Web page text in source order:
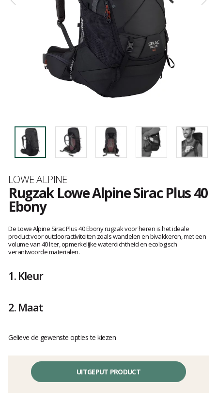
Merk
LOWE ALPINE
Rugzak Lowe Alpine Sirac Plus 40
Ebony
oordeel
van
klanten
De Lowe Alpine Sirac Plus 40 Ebony rugzak voor heren is het ideale
product voor outdooractiviteiten zoals wandelen en bivakkeren, met een
volume van 40 liter, opmerkelijke waterdichtheid en ecologisch
verantwoorde materialen.
1.Kleur
2.Maat
Gelieve de gewenste opties te kiezen
UITGEPUT PRODUCT